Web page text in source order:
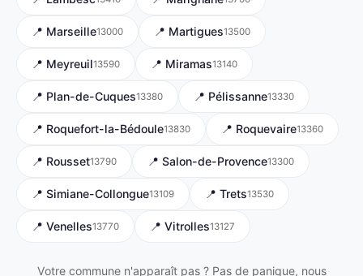
📍 Marseille13000 📍 Martigues13500
📍 Meyreuil13590 📍 Miramas13140
📍 Plan-de-Cuques13380 📍 Pélissanne13330
📍 Roquefort-la-Bédoule13830 📍 Roquevaire13360
📍 Rousset13790 📍 Salon-de-Provence13300
📍 Simiane-Collongue13109 📍 Trets13530
📍 Venelles13770 📍 Vitrolles13127
Votre commune n'apparaît pas ? Pas de panique, nous